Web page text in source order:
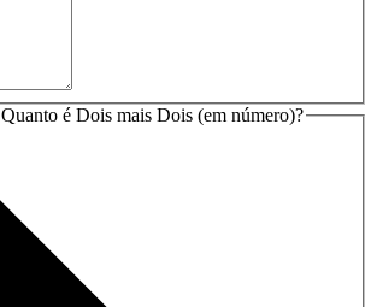
Quanto é Dois mais Dois (em número)?